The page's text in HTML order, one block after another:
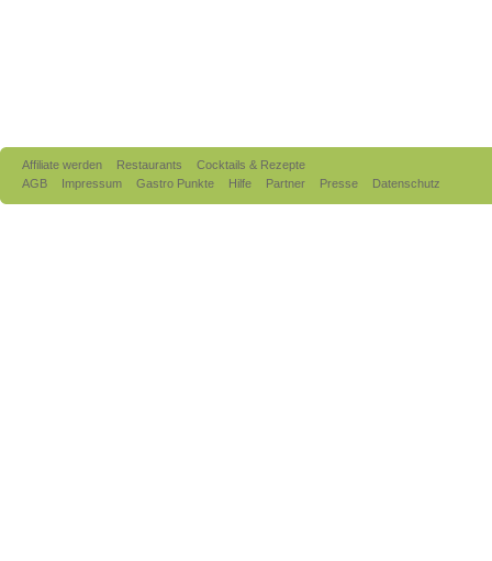
Affiliate werden Restaurants
Cocktails & Rezepte
AGB
Impressum Gastro Punkte Hilfe Partner Presse Datenschutz